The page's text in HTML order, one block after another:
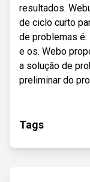
resultados.
de ciclo curto
de problemas
e os. Webo
a solução de
preliminar do
Tags